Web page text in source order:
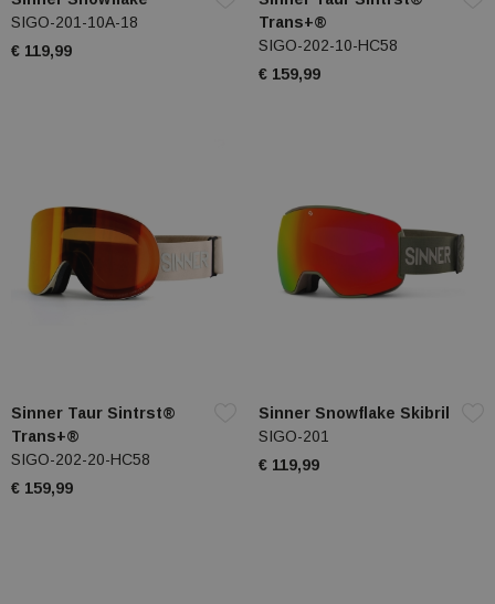
SIGO-201-10A-18
€ 119,99
Trans+®
SIGO-202-10-HC58
€ 159,99
Sinner Taur Sintrst®
Trans+®
SIGO-202-20-HC58
€ 159,99
Sinner Snowflake Skibril
SIGO-201
€ 119,99